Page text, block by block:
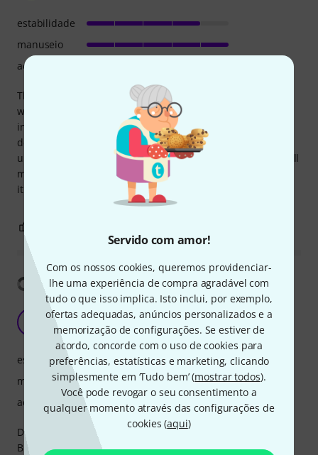
Servido com amor!
Com os nossos cookies, queremos providenciar-
lhe uma experiência de compra agradável com
tudo o que isso implica. Isto inclui, por exemplo,
ofertas adequadas, anúncios personalizados e a
memorização de configurações. Se estiver de
acordo, concorde com o uso de cookies para
preferências, estatísticas e marketing, clicando
simplesmente em ‘Tudo bem’ (mostrar todos).
Você pode revogar o seu consentimento a
qualquer momento através das configurações de
cookies (aqui)
The case is specially made to fit the Allen & Heath SQ6,
which it mostly does. The mixer bumps slightly around
inside the case, so a little bit of a tighter fit would be
desirable. I have to emphasize that the mixer remains
undamaged, so this is a minor flaw. Otherwise, this is a well
made and reasonably lightweight case. We will be keeping
it.
estabilidade
manuseio
acabamento
Mostrar tradução
FANTASTIC
SPEVS 13.08.2018
DESK FITS PERFECT, NO ROLLING AROUND INSIDE, GREAT
BUILD QUALITY.
estabilidade
manuseio
acabamento